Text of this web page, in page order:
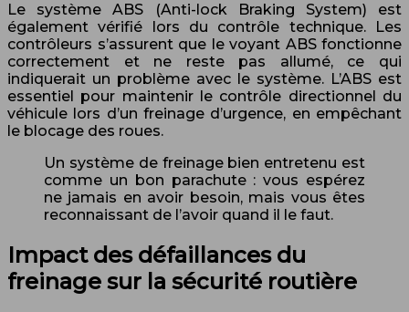
Le système ABS (Anti-lock Braking System) est
également vérifié lors du contrôle technique. Les
contrôleurs s’assurent que le voyant ABS fonctionne
correctement et ne reste pas allumé, ce qui
indiquerait un problème avec le système. L’ABS est
essentiel pour maintenir le contrôle directionnel du
véhicule lors d’un freinage d’urgence, en empêchant
le blocage des roues.
Un système de freinage bien entretenu est
comme un bon parachute : vous espérez
ne jamais en avoir besoin, mais vous êtes
reconnaissant de l’avoir quand il le faut.
Impact des défaillances du
freinage sur la sécurité routière